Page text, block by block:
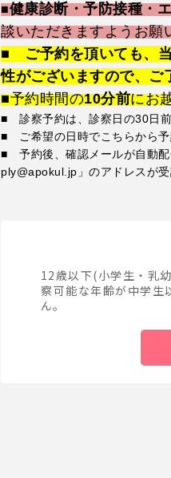
■健康診断・予防接種・
談いただきますようお願
■ ご予約を頂いても、
性がございますので、ご
■予約時間の10分前にお
■ 診察予約は、診察日の30日前
■ ご希望の日時でこちらから予
■ 予約後、確認メールが自動配
ply@apokul.jp」のアドレスが
12歳以下(小学生・乳
察可能な年齢が中学生
ん。